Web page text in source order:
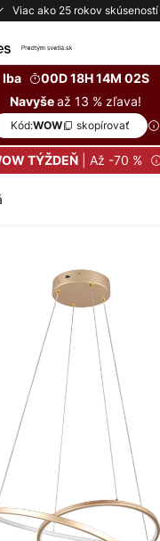
Viac ako 25 rokov skúseností
Iba
00D 18H 14M 02S
Navyšeaž 13 % zľava!
Kód:WOW skopírovať
TÝŽDEŇ| Až -70 %